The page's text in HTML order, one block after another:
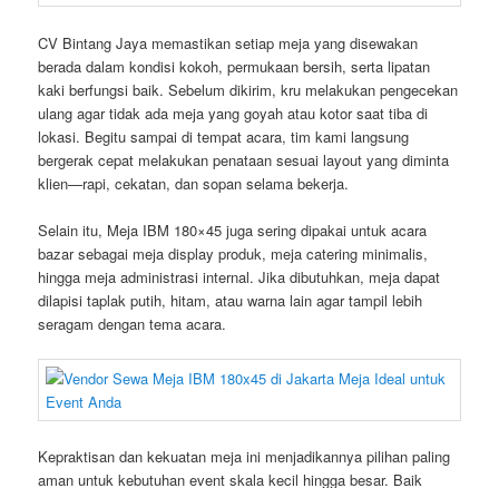
CV Bintang Jaya memastikan setiap meja yang disewakan
berada dalam kondisi kokoh, permukaan bersih, serta lipatan
kaki berfungsi baik. Sebelum dikirim, kru melakukan pengecekan
ulang agar tidak ada meja yang goyah atau kotor saat tiba di
lokasi. Begitu sampai di tempat acara, tim kami langsung
bergerak cepat melakukan penataan sesuai layout yang diminta
klien—rapi, cekatan, dan sopan selama bekerja.
Selain itu, Meja IBM 180×45 juga sering dipakai untuk acara
bazar sebagai meja display produk, meja catering minimalis,
hingga meja administrasi internal. Jika dibutuhkan, meja dapat
dilapisi taplak putih, hitam, atau warna lain agar tampil lebih
seragam dengan tema acara.
Kepraktisan dan kekuatan meja ini menjadikannya pilihan paling
aman untuk kebutuhan event skala kecil hingga besar. Baik